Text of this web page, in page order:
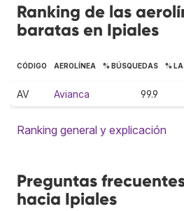
Ranking de las
baratas en Ipiales
CÓDIGO AEROLÍNEA % BÚSQUEDAS %
AV Avianca 99.9
Ranking general y explicación
Preguntas
hacia Ipiales